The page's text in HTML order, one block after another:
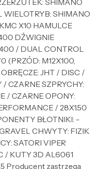
SHIMANO
X10 HAMULCE
DŹWIGNIE
/ DUAL CONTROL
(PRZÓD: M12X100,
JHT / DISC /
CZARNE SZPRYCHY:
/ CZARNE OPONY:
/ 28X1.50
BŁOTNIKI: -
CHWYTY: FIZIK
SATORI VIPER
/ KUTY 3D AL6061
Producent zastrzega